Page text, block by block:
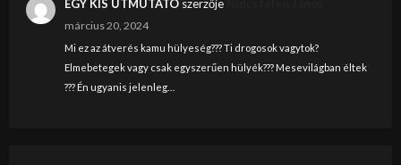
EGY KIS ÚTMUTATÓszerzője
március 20, 2024
Mi ez az átverés kamu hülyeség??? Ti drogosok vagytok?
Elmebetegek vagy csak egyszerűen hülyék??? Mesevilágban éltek
??? Én ugyanis jelenleg…